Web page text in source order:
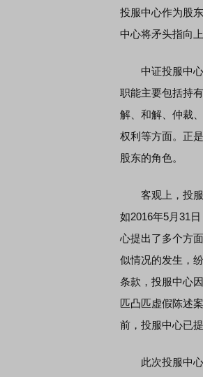
投服中心作为股
中心将矛头指向
中证投服中心
职能主要包括持
解、和解、仲裁
权利等方面。正
股东的角色。
客观上，投服
如2016年5月31
心提出了多个方
似情况的发生，
条款，投服中心
匹凸匹虚假陈述
前，投服中心已
此次投服中心